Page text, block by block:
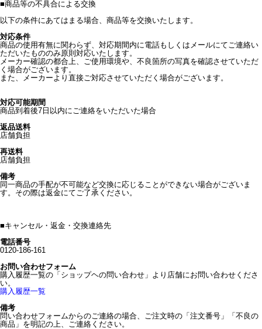
■商品等の不具合による交換
以下の条件にあてはまる場合、商品等を交換いたします。
対応条件
商品の使用有無に関わらず、対応期間内に電話もしくはメールにてご連絡い
ただいたもののみ原則対応いたします。
メーカー確認の都合上、ご使用環境や、不良箇所の写真を確認させていただ
く場合がございます。
また、メーカーより直接ご対応させていただく場合がございます。
対応可能期間
商品到着後7日以内にご連絡をいただいた場合
返品送料
店舗負担
再送料
店舗負担
備考
同一商品の手配が不可能など交換に応じることができない場合がございま
す。その際は返金にてご了承ください。
■キャンセル・返金・交換連絡先
電話番号
0120-186-161
お問い合わせフォーム
購入履歴一覧の「ショップヘの問い合わせ」より店舗にお問い合わせくださ
い。
購入履歴一覧
備考
問い合わせフォームからのご連絡の場合、ご注文時の「注文番号」「不良の
商品」を明記の上、ご連絡ください。